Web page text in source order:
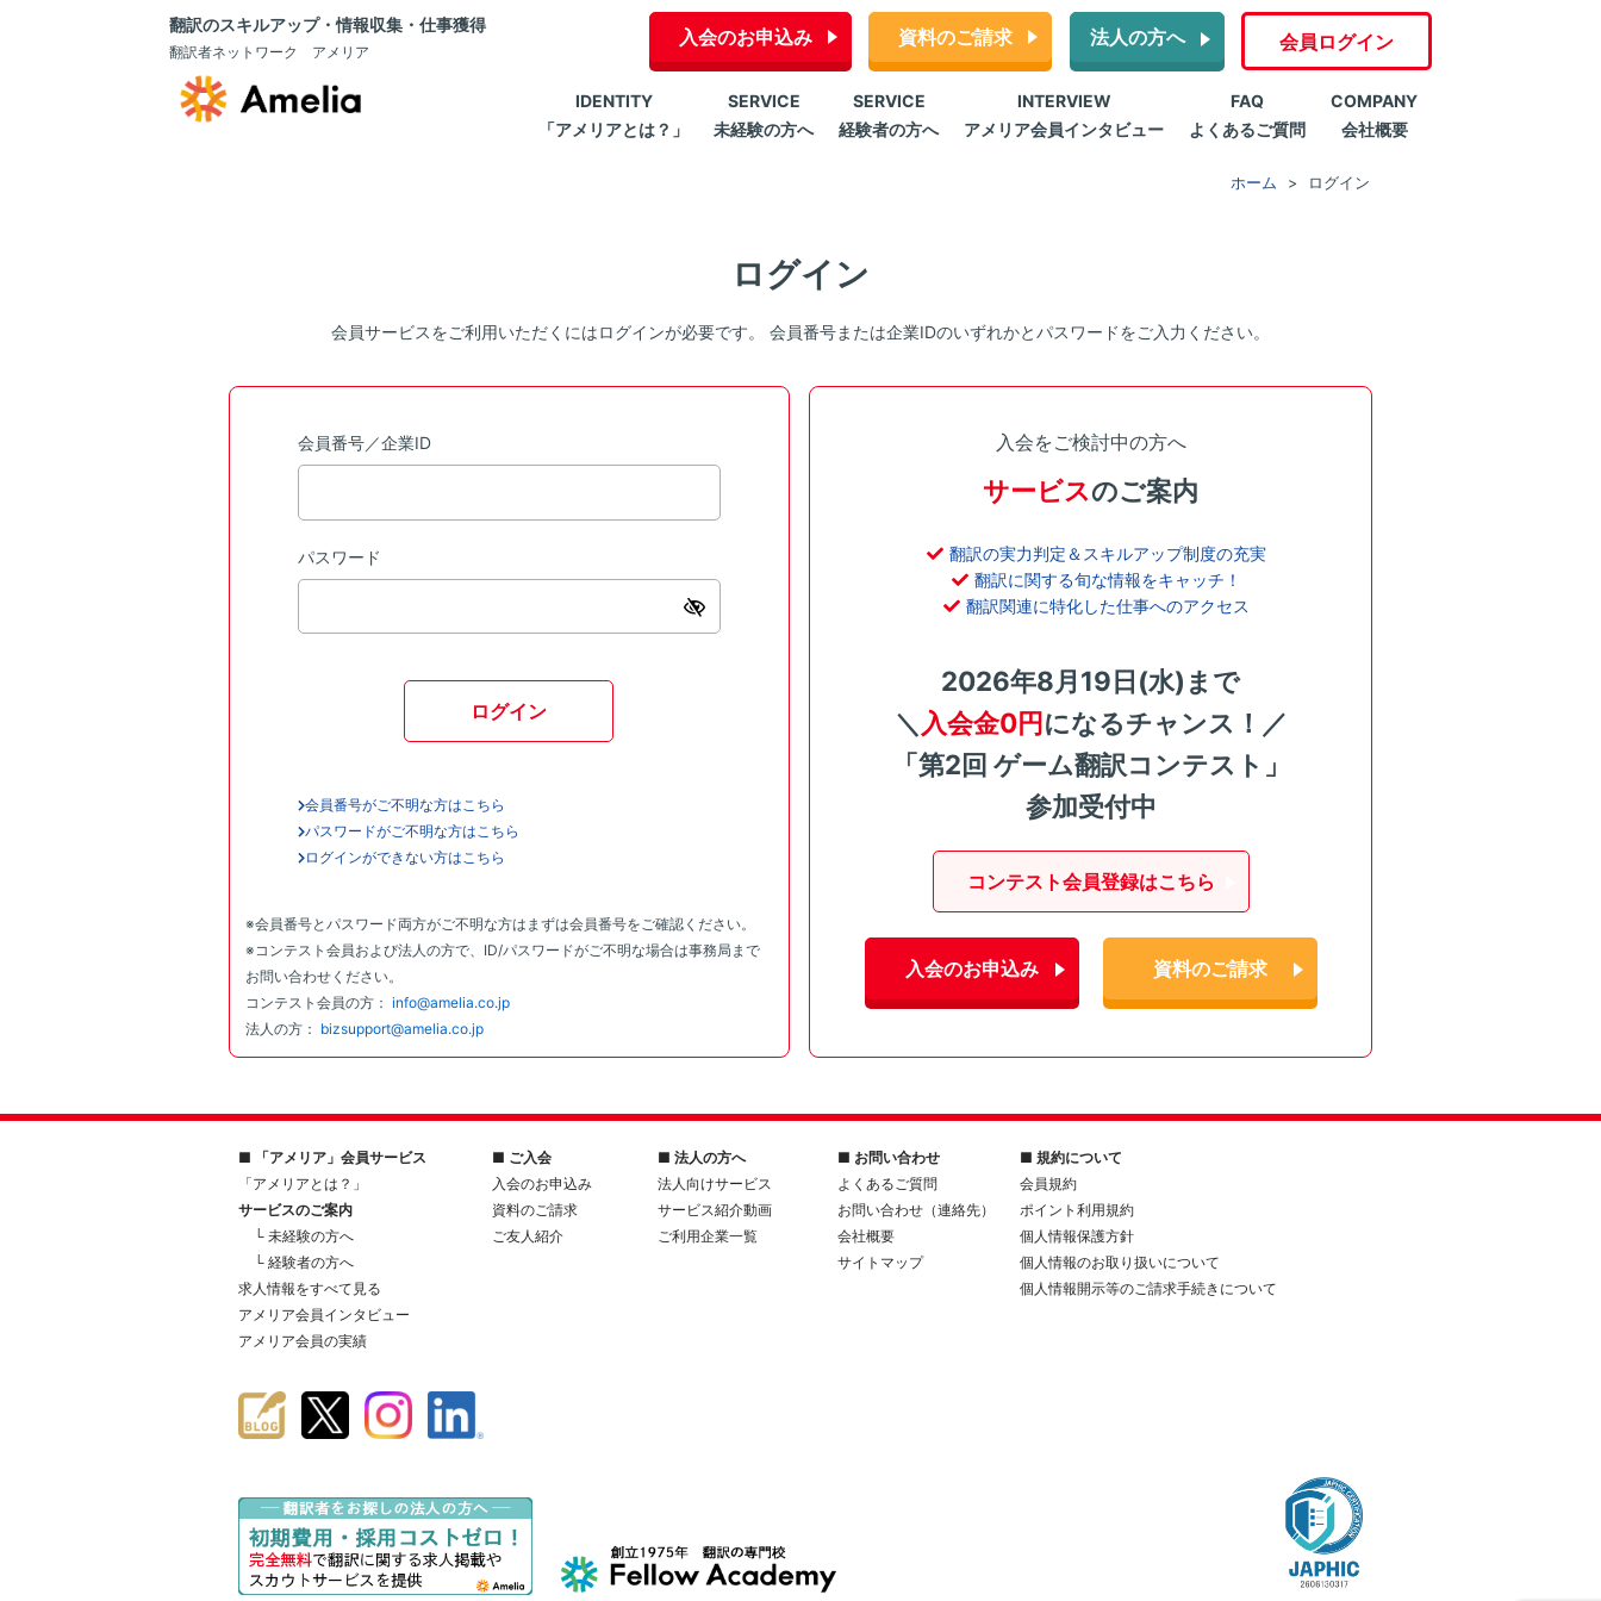
翻訳のスキルアップ・情報収集・仕事獲得
翻訳者ネットワーク アメリア
入会のお申込み 資料のご請求 法人の方へ 会員ログイン
IDENTITY
「アメリアとは？」
SERVICE
未経験の方へ
SERVICE
経験者の方へ
INTERVIEW
アメリア会員インタビュー
FAQ
よくあるご質問
COMPANY
会社概要
ホーム ログイン
ログイン
会員サービスをご利用いただくにはログインが必要です。 会員番号または企業IDのいずれかとパスワードをご入力ください。
会員番号／企業ID
パスワード
ログイン
会員番号がご不明な方はこちら
パスワードがご不明な方はこちら
ログインができない方はこちら
※会員番号とパスワード両方がご不明な方はまずは会員番号をご確認ください。
※コンテスト会員および法人の方で、ID/パスワードがご不明な場合は事務局まで
お問い合わせください。
コンテスト会員の方： info@amelia.co.jp
法人の方： bizsupport@amelia.co.jp
入会をご検討中の方へ
サービスのご案内
翻訳の実力判定＆スキルアップ制度の充実
翻訳に関する旬な情報をキャッチ！
翻訳関連に特化した仕事へのアクセス
2026年8月19日(水)まで
＼ 入会金0円になるチャンス！／
「第2回 ゲーム翻訳コンテスト」
参加受付中
コンテスト会員登録はこちら
入会のお申込み 資料のご請求
■ 「アメリア」会員サービス
「アメリアとは？」
サービスのご案内
└ 未経験の方へ
└ 経験者の方へ
求人情報をすべて見る
アメリア会員インタビュー
アメリア会員の実績
■ ご入会
入会のお申込み
資料のご請求
ご友人紹介
■ 法人の方へ
法人向けサービス
サービス紹介動画
ご利用企業一覧
■ お問い合わせ
よくあるご質問
お問い合わせ（連絡先）
会社概要
サイトマップ
■ 規約について
会員規約
ポイント利用規約
個人情報保護方針
個人情報のお取り扱いについて
個人情報開示等のご請求手続きについて